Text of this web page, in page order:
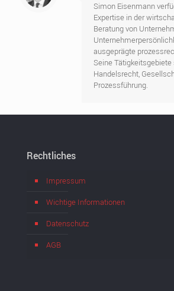
Simon Eisenmann
Expertise in der
Beratung von
ausgeprägte
Seine
Handelsrecht,
Prozessführung.
Rechtliches
Impressum
Wichtige Informationen
Datenschutz
AGB